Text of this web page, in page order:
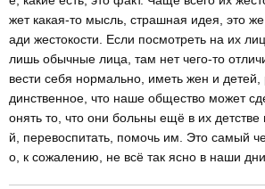
жет какая-то мысль, страшная идея, это же
ади жестокости. Если посмотреть на их
лишь обычные лица, там нет чего-то
вести себя нормально, иметь жен и детей,
динственное, что наше общество может
онять то, что они больны ещё в их детстве
й, перевоспитать, помочь им. Это самый
о, к сожалению, не всё так ясно в наши